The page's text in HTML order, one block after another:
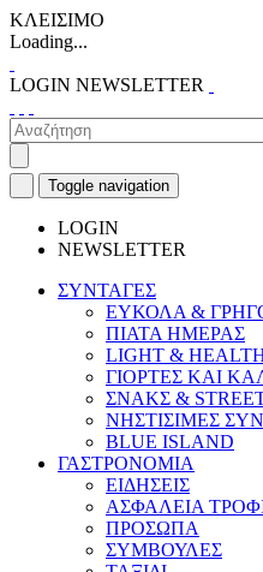
ΚΛΕΙΣΙΜΟ
Loading...
LOGIN NEWSLETTER
Toggle navigation
LOGIN
NEWSLETTER
ΣΥΝΤΑΓΕΣ
ΕΥΚΟΛΑ &
ΠΙΑΤΑ ΗΜΕΡΑΣ
LIGHT &
ΓΙΟΡΤΕΣ ΚΑΙ
ΣΝΑΚΣ &
ΝΗΣΤΙΣΙΜΕΣ
BLUE ISLAND
ΓΑΣΤΡΟΝΟΜΙΑ
ΕΙΔΗΣΕΙΣ
ΑΣΦΑΛΕΙΑ
ΠΡΟΣΩΠΑ
ΣΥΜΒΟΥΛΕΣ